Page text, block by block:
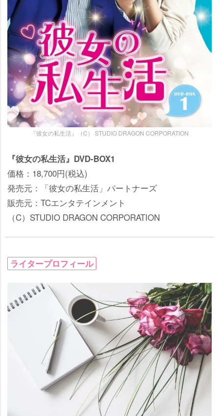
『彼女の私生活』（C） STUDIO DRAGON CORPORATION
『彼女の私生活』DVD-BOX1
価格：18,700円(税込)
発売元：「彼女の私生活」パートナーズ
販売元：TCエンタテインメント
（C）STUDIO DRAGON CORPORATION
ライタープロフィール